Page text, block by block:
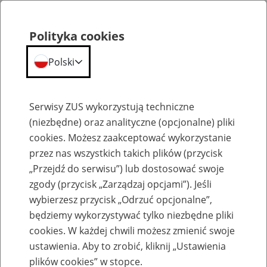
Emerytury
Baza zlikwidowanych lub
przekształconych zakładów pracy
Polityka cookies
Polski
Serwisy ZUS wykorzystują techniczne
(niezbędne) oraz analityczne (opcjonalne) pliki
cookies. Możesz zaakceptować wykorzystanie
przez nas wszystkich takich plików (przycisk
„Przejdź do serwisu”) lub dostosować swoje
zgody (przycisk „Zarządzaj opcjami”). Jeśli
wybierzesz przycisk „Odrzuć opcjonalne”,
będziemy wykorzystywać tylko niezbędne pliki
cookies. W każdej chwili możesz zmienić swoje
ustawienia. Aby to zrobić, kliknij „Ustawienia
plików cookies” w stopce.